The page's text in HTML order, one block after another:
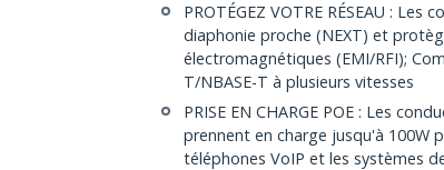
PROTÉGEZ VOTRE RÉSEAU : Les
diaphonie proche (NEXT) et
électromagnétiques (EMI/RFI);
T/NBASE-T à plusieurs vitesses
PRISE EN CHARGE POE : Les
prennent en charge jusqu'à 100W
téléphones VoIP et les systèmes